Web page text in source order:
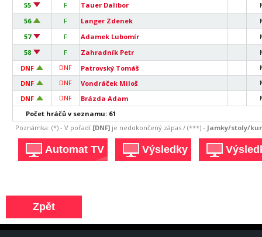
55
F Tauer Dalibor
56
F Langer Zdenek
57
F Adamek Lubomír
58
F Zahradník Petr
DNF
DNF Patrovský Tomáš
DNF
DNF Vondráček Miloš
DNF
DNF Brázda Adam
Počet hráčů v seznamu: 61
Poznámka: (*) - V pořadí [DNF] je nedokončený zápas / (***) - Jamky/stoly/